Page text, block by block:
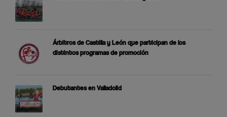
Árbitros de Castilla y León que participan de los
distintos programas de promoción
Debutantes en Valladolid